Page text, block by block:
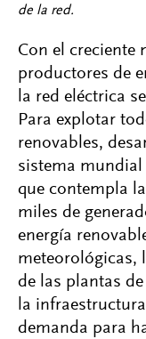
de la red.
Con el creciente
productores de
la red eléctrica
Para explotar
renovables,
sistema
que contempla
miles de
energía
meteorológicas,
de las plantas
la
demanda para